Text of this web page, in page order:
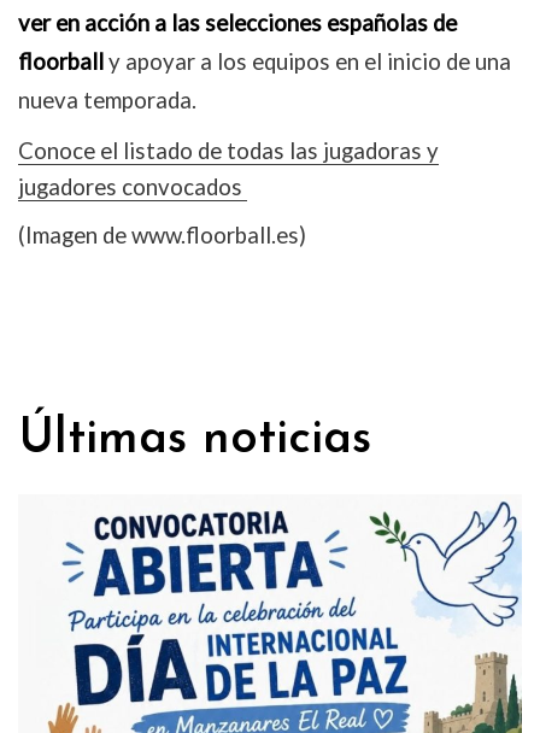
ver en acción a las selecciones españolas de
floorbally apoyar a los equipos en el inicio de una
nueva temporada.
Conoce el listado de todas las jugadoras y
jugadores convocados
(Imagen de www.floorball.es)
Últimas noticias